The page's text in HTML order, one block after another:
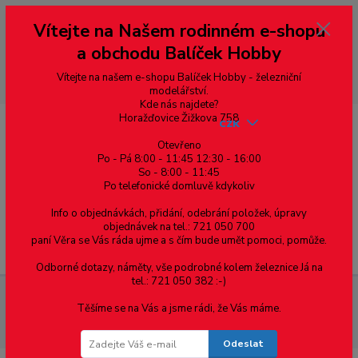
--- pro zákazníky ze Slovenska a jiných zemí, pokud chcete platit v eurech
přepněte si e-shop na euro 💶 pro přepočet měny - pravý horní roh ---
dobírky – pokud si z nějakého důvodu zásilku nevyzvednete, bude po
domluvě zaslána znovu s opětovnou platbou za poštovné, v opačném
případě bude zrušena a účet přidán na blacklist a rušeny následující
objednávky.
Menu
CZK
DIN 7504P zápustná hlava, drážka Tx
DIN 7504-P šroub samovrtný,
zápustná hlava, TORX 20, ocel, zinek bílý, 4.2x38
Vítejte na Našem rodinném e-shopu
a obchodu Balíček Hobby
Vítejte na našem e-shopu Balíček Hobby - železniční
modelářství.
Kde nás najdete?
Horažďovice Žižkova 758
Otevřeno
Po - Pá 8:00 - 11:45 12:30 - 16:00
So - 8:00 - 11:45
Po telefonické domluvě kdykoliv
Info o objednávkách, přidání, odebrání položek, úpravy
objednávek na tel.: 721 050 700
paní Věra se Vás ráda ujme a s čím bude umět pomoci, pomůže.
Odborné dotazy, náměty, vše podrobné kolem železnice Já na
tel.: 721 050 382 :-)
Těšíme se na Vás a jsme rádi, že Vás máme.
Odeslat